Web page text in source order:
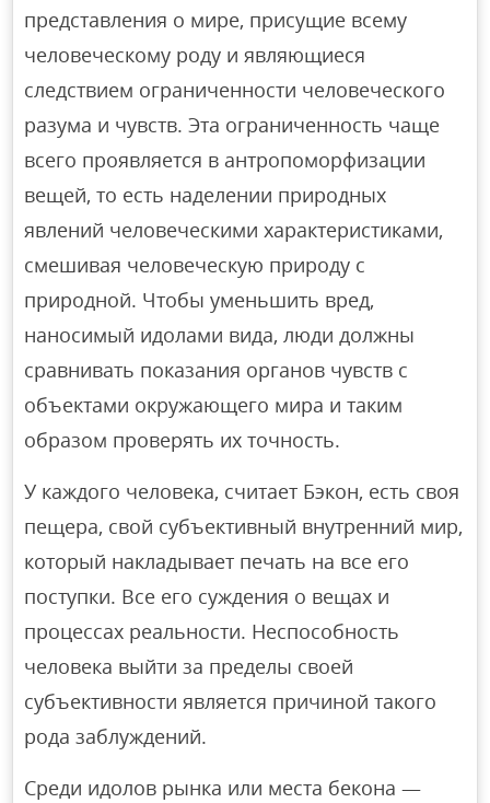
представления о мире, присущие всему
человеческому роду и являющиеся
следствием ограниченности человеческого
разума и чувств. Эта ограниченность чаще
всего проявляется в антропоморфизации
вещей, то есть наделении природных
явлений человеческими характеристиками,
смешивая человеческую природу с
природной. Чтобы уменьшить вред,
наносимый идолами вида, люди должны
сравнивать показания органов чувств с
объектами окружающего мира и таким
образом проверять их точность.
У каждого человека, считает Бэкон, есть своя
пещера, свой субъективный внутренний мир,
который накладывает печать на все его
поступки. Все его суждения о вещах и
процессах реальности. Неспособность
человека выйти за пределы своей
субъективности является причиной такого
рода заблуждений.
Среди идолов рынка или места бекона —